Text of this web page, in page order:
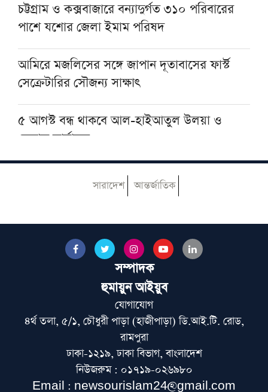
পাকিস্তান-সৌদি ও তুরস্কের প্রতিরক্ষা চুক্তিকে স্বাগত
জানালেন মুফতি তাকি উসমানী
চট্টগ্রাম ও কক্সবাজারে বন্যাদুর্গত ৩১০ পরিবারের
পাশে যশোর জেলা ইমাম পরিষদ
আমিরে মজলিসের সঙ্গে জাপান দূতাবাসের ফার্স্ট
সেক্রেটারির সৌজন্য সাক্ষাৎ
৫ আগস্ট বন্ধ থাকবে আল-হাইআতুল উলয়া ও
বেফাক কার্যালয়
হেজবুত তাওহীদ কেন ভ্রান্ত, কী তাদের আকিদা
পায়ে হেঁটে হজের উদ্দেশে রওয়ানা করলেন নাটোরের
মুআসসাসা ইলমিয়্যাহ বাংলাদেশের উদ্যোগে বিশেষ
ইলমি সেমিনার অনুষ্ঠিত
বেফাকের ইবতিদাইয়া মারহালার মানবণ্টন নিয়ে
সারাদেশ আন্তর্জাতিক
সম্পাদক
হুমায়ুন আইয়ুব
যোগাযোগ
৪র্থ তলা, ৫/১, চৌধুরী পাড়া (হাজীপাড়া) ডি.আই.টি. রোড,
রামপুরা
ঢাকা-১২১৯, ঢাকা বিভাগ, বাংলাদেশ
নিউজরুম : ০১৭১৯-০২৬৯৮০
Email : newsourislam24@gmail.com